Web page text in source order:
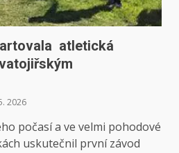
atletická
2026
počasí a ve velmi pohodové
uskutečnil první závod